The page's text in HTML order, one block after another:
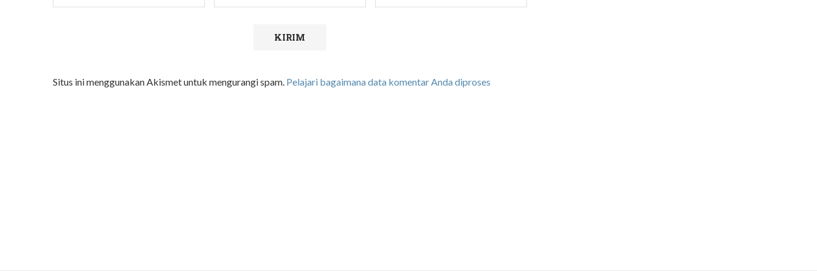
Situs ini menggunakan Akismet untuk mengurangi spam. Pelajari bagaimana data komentar Anda diproses